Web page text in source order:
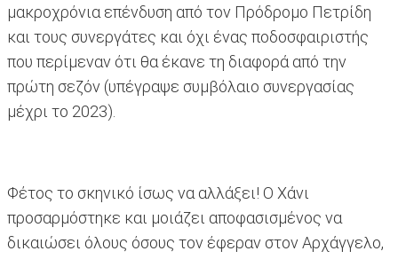
μακροχρόνια επένδυση από τον Πρόδρομο Πετρίδη
και τους συνεργάτες και όχι ένας ποδοσφαιριστής
που περίμεναν ότι θα έκανε τη διαφορά από την
πρώτη σεζόν (υπέγραψε συμβόλαιο συνεργασίας
μέχρι το 2023).
Φέτος το σκηνικό ίσως να αλλάξει! Ο Χάνι
προσαρμόστηκε και μοιάζει αποφασισμένος να
δικαιώσει όλους όσους τον έφεραν στον Αρχάγγελο,